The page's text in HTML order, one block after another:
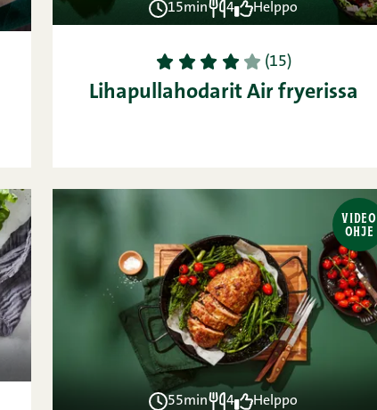
15min 4 Helppo
1 2 3 4 5 (15)
Lihapullahodarit Air fryerissa
VIDEO
OHJE
55min 4 Helppo